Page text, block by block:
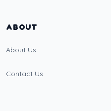
ABOUT
About Us
Contact Us